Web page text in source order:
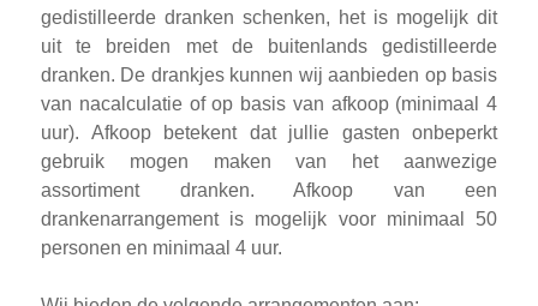
gedistilleerde dranken schenken, het is mogelijk dit
uit te breiden met de buitenlands gedistilleerde
dranken. De drankjes kunnen wij aanbieden op basis
van nacalculatie of op basis van afkoop (minimaal 4
uur). Afkoop betekent dat jullie gasten onbeperkt
gebruik mogen maken van het aanwezige
assortiment dranken. Afkoop van een
drankenarrangement is mogelijk voor minimaal 50
personen en minimaal 4 uur.